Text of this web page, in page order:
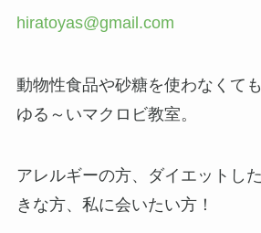
hiratoyas@gmail.com
動物性食品や砂糖を使わなくて
ゆる～いマクロビ教室。
アレルギーの方、ダイエットし
きな方、私に会いたい方！